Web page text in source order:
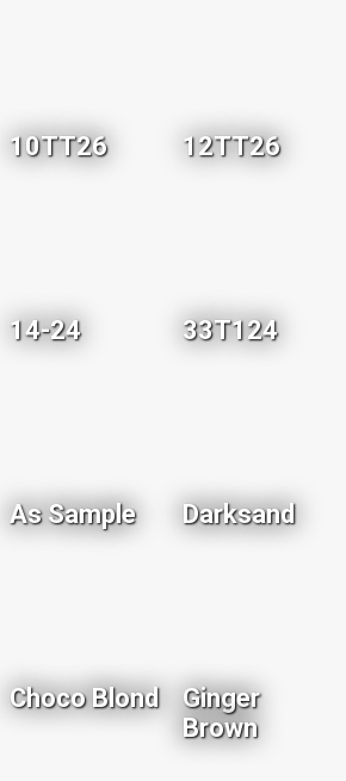
10TT26 12TT26
14-24 33T124
As Sample Darksand
Choco Blond
Ginger
Brown